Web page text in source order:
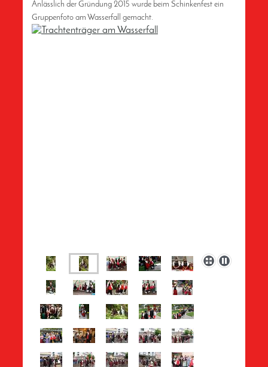
Anlässlich der Gründung 2015 wurde beim Schinkenfest ein
Gruppenfoto am Wasserfall gemacht.